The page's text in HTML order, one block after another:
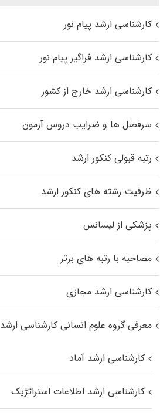
کارشناسی ارشد پیام نور
کارشناسی ارشد فراگیر پیام نور
کارشناسی ارشد خارج از کشور
سرفصل ها و ضرایب دروس آزمون
رتبه قبولی کنکور ارشد
ظرفیت رشته های کنکور ارشد
پزشکی از لیسانس
مصاحبه با رتبه های برتر
کارشناسی ارشد مجازی
معرفی گروه علوم انسانی کارشناسی ارشد
کارشناسی ارشد آماد
کارشناسی ارشد اطلاعات استراتژیک